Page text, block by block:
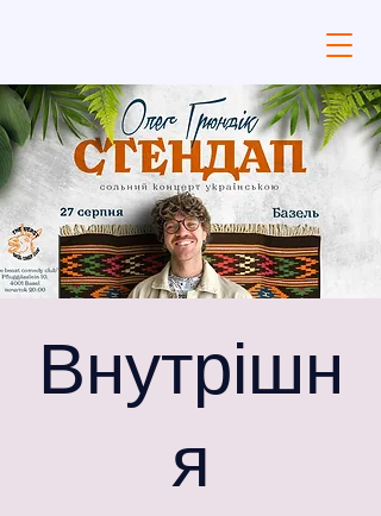
Внутрішн
я